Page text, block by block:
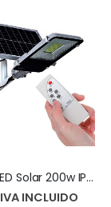
Luminaria LED Solar 200w IP65
IVA INCLUIDO